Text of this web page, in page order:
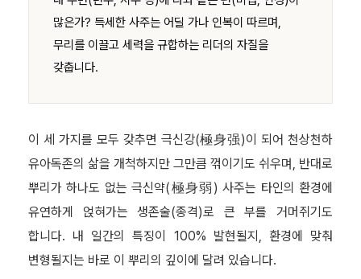
많은가? 득세한 사주는 어딜 가나 인복이 따르며,
무리를 이끌고 세력을 규합하는 리더의 자질을
갖춥니다.
이 세 가지를 모두 갖추면 극신강(極身强)이 되어 천상천하
유아독존의 삶을 개척하지만 그만큼 꺾이기도 쉬우며, 반대로
뿌리가 하나도 없는 극신약(極身弱) 사주는 타인의 환경에
유연하게 얹혀가는 생존술(종격)로 큰 부를 거머쥐기도
합니다. 내 일간의 특징이 100% 발현될지, 환경에 맞춰
변형될지는 바로 이 뿌리의 깊이에 달려 있습니다.